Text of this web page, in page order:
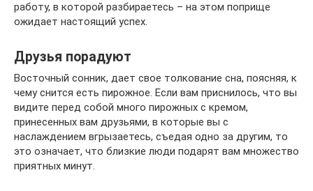
работу, в которой разбираетесь – на этом поприще
ожидает настоящий успех.
Друзья порадуют
Восточный сонник, дает свое толкование сна, поясняя, к
чему снится есть пирожное. Если вам приснилось, что вы
видите перед собой много пирожных с кремом,
принесенных вам друзьями, в которые вы с
наслаждением вгрызаетесь, съедая одно за другим, то
это означает, что близкие люди подарят вам множество
приятных минут.